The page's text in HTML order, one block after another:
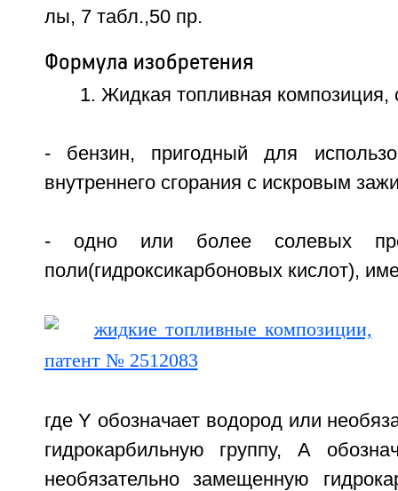
лы, 7 табл.,50 пр.
Формула изобретения
1. Жидкая топливная
- бензин, пригодный для
внутреннего сгорания с искровым
- одно или более солевых
поли(гидроксикарбоновых кислот),
где Y обозначает водород или
гидрокарбильную группу, А
необязательно замещенную